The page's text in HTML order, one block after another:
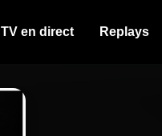
TV en direct Replays